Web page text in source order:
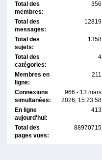
Total des
membres:
356
Total des
messages:
12819
Total des
sujets:
1358
Total des
catégories:
4
Membres en
ligne:
211
Connexions
simultanées:
966 - 13 mars
2026, 15:23:58
En ligne
aujourd'hui:
413
Total des
pages vues:
88970715